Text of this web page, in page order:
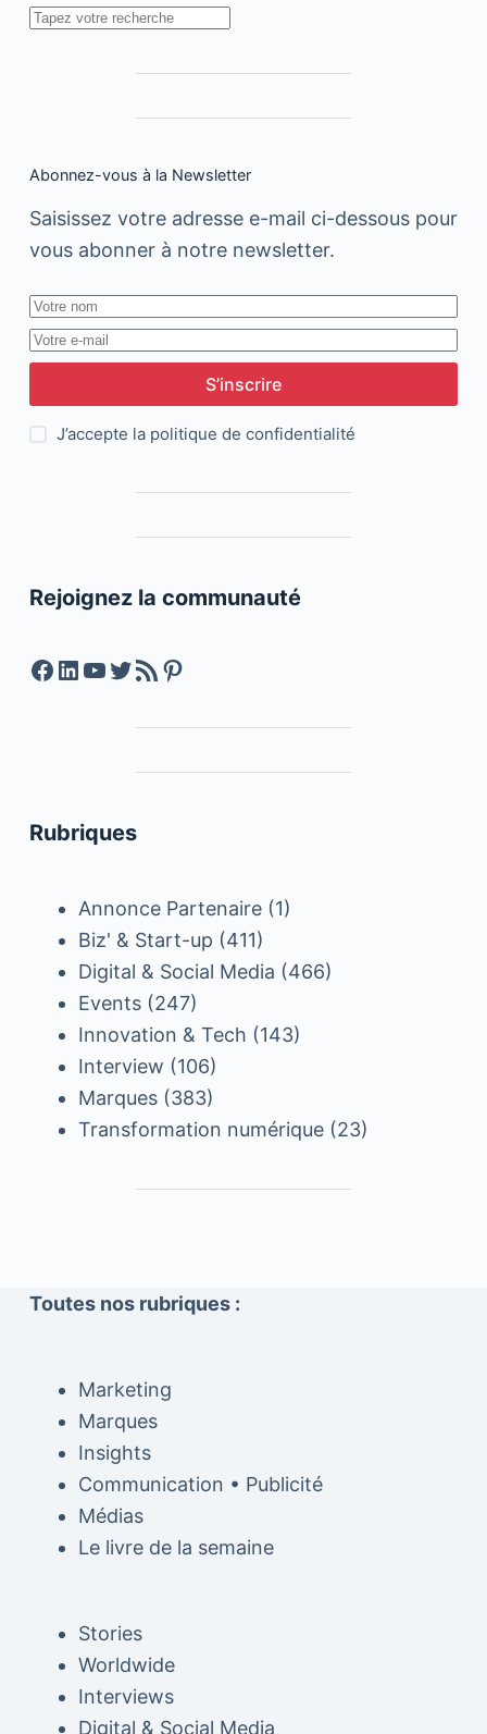
Rechercher
Abonnez-vous à la Newsletter
Saisissez votre adresse e-mail ci-dessous pour
vous abonner à notre newsletter.
S’inscrire
J’accepte la politique de confidentialité
Rejoignez la communauté
Facebook
LinkedIn
YouTube
Twitter
Feed RSSPinterest
Rubriques
Annonce Partenaire(1)
Biz' & Start-up (411)
Digital & Social Media (466)
Events(247)
Innovation & Tech (143)
Interview (106)
Marques(383)
Transformation numérique(23)
Toutes nos rubriques :
Marketing
Marques
Insights
Communication • Publicité
Médias
Le livre de la semaine
Stories
Worldwide
Interviews
Digital & Social Media